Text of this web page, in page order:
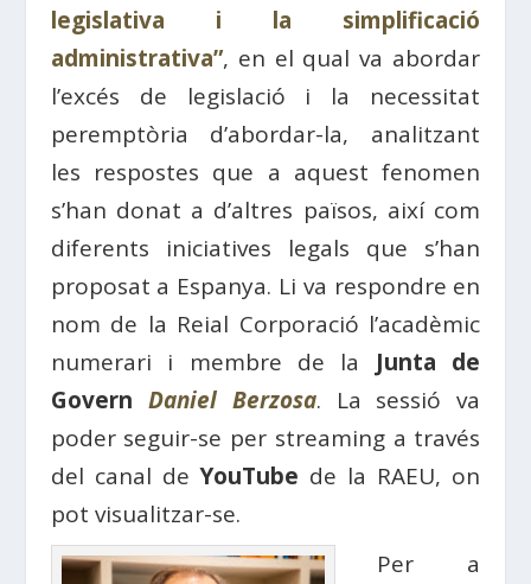
legislativa i la simplificació
administrativa”, en el qual va abordar
l’excés de legislació i la necessitat
peremptòria d’abordar-la, analitzant
les respostes que a aquest fenomen
s’han donat a d’altres països, així com
diferents iniciatives legals que s’han
proposat a Espanya. Li va respondre en
nom de la Reial Corporació l’acadèmic
numerari i membre de la Junta de
Govern Daniel Berzosa. La sessió va
poder seguir-se per streaming a través
del canal deYouTube de la RAEU, on
pot visualitzar-se.
Per a